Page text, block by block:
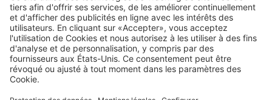
Newsletter
Termes d'utilisation
Mentions légales
CGV
Protection des données
Garantie
Déclaration
Cookie préferences